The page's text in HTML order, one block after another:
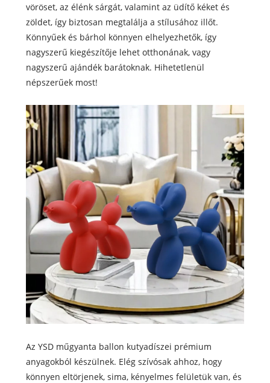
vöröset, az élénk sárgát, valamint az üdítő kéket és
zöldet, így biztosan megtalálja a stílusához illőt.
Könnyűek és bárhol könnyen elhelyezhetők, így
nagyszerű kiegészítője lehet otthonának, vagy
nagyszerű ajándék barátoknak. Hihetetlenül
népszerűek most!
Az YSD műgyanta ballon kutyadíszei prémium
anyagokból készülnek. Elég szívósak ahhoz, hogy
könnyen eltörjenek, sima, kényelmes felületük van, és